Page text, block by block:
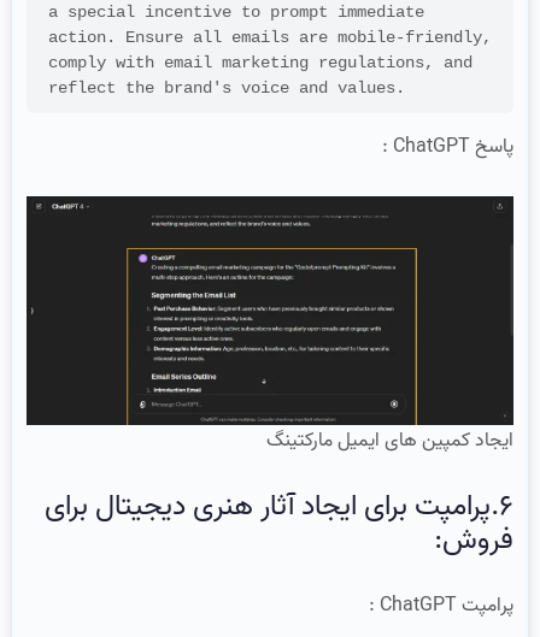
a special incentive to prompt immediate
action. Ensure all emails are mobile-friendly,
comply with email marketing regulations, and
reflect the brand's voice and values.
پاسخ ChatGPT :
ایجاد کمپین های ایمیل مارکتینگ
6.پرامپت برای ایجاد آثار هنری دیجیتال برای
فروش:
پرامپت ChatGPT :